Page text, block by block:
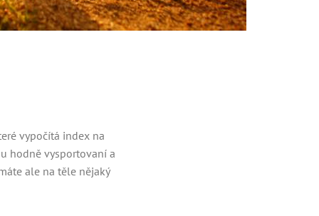
vypočítá index na
hodně vysportovaní a
ale na těle nějaký